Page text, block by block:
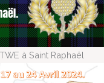
à Saint Raphaël